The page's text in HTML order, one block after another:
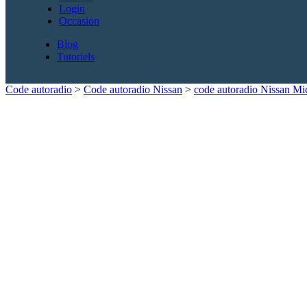
Login
Occasion
Blog
Tutoriels
Code autoradio > Code autoradio Nissan > code autoradio Nissan